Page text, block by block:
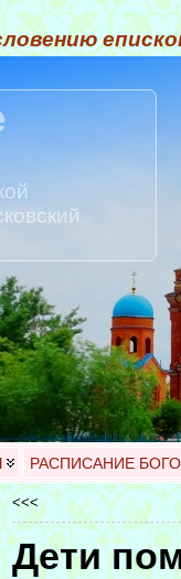
РАСПИСАНИЕ
<<<
Дети